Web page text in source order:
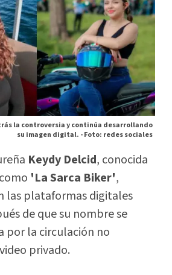
la controversia y continúa desarrollando
su imagen digital. -Foto: redes sociales
Keydy Delcid, conocida
'La Sarca Biker',
las plataformas digitales
de que su nombre se
por la circulación no
privado.